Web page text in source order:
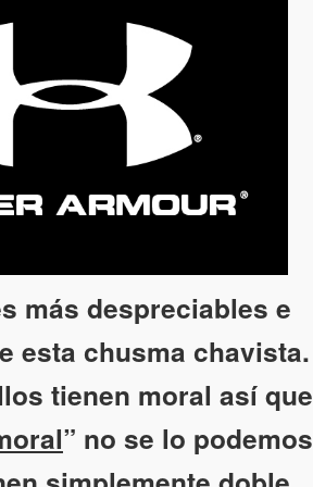
más despreciables e
esta chusma chavista.
tienen moral así que
” no se lo podemos